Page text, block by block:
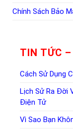
Chính Sách Bảo
TIN TỨC –
Cách Sử Dụng
Lịch Sử Ra Đời
Điện Tử
Vì Sao Bạn